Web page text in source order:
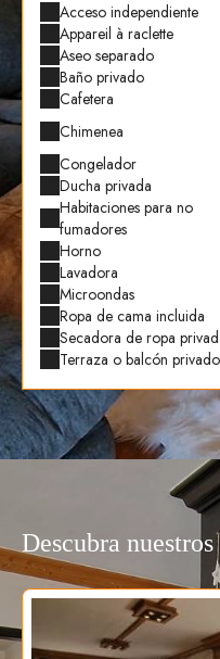
Acceso independiente
Appareil à raclette
Aseo separado
Baño privado
Cafetera
Chimenea
Congelador
Ducha privada
Habitaciones para no
fumadores
Horno
Lavadora
Microondas
Ropa de cama incluida
Secadora de ropa
Terraza o balcón privado
Wi-Fi de alta velocidad
gratuito
Descubra